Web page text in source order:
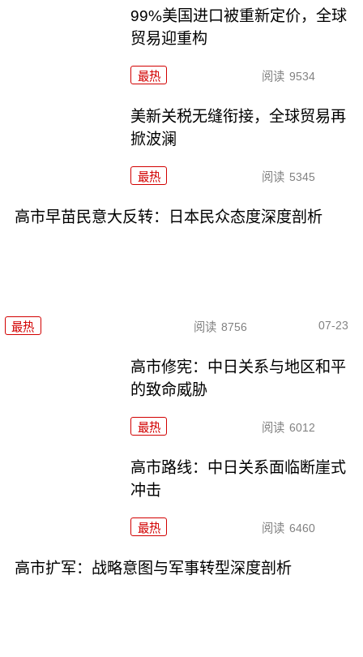
99%美国进口被重新定价，全球
贸易迎重构
最热 阅读 9534
美新关税无缝衔接，全球贸易再
掀波澜
最热 阅读 5345
高市早苗民意大反转：日本民众态度深度剖析
最热 阅读 8756 07-23
高市修宪：中日关系与地区和平
的致命威胁
最热 阅读 6012
高市路线：中日关系面临断崖式
冲击
最热 阅读 6460
高市扩军：战略意图与军事转型深度剖析